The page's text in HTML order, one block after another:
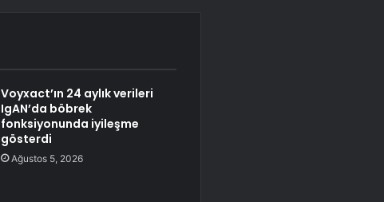
Voyxact’ın 24 aylık verileri
IgAN’da böbrek
fonksiyonunda iyileşme
gösterdi
Ağustos 5, 2026